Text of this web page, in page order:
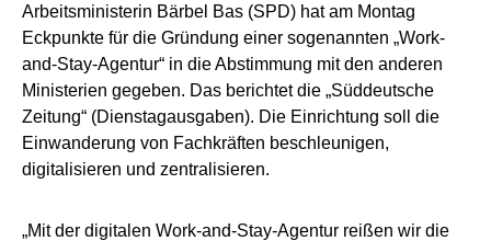
Arbeitsministerin Bärbel Bas (SPD) hat am Montag
Eckpunkte für die Gründung einer sogenannten „Work-
and-Stay-Agentur“ in die Abstimmung mit den anderen
Ministerien gegeben. Das berichtet die „Süddeutsche
Zeitung“ (Dienstagausgaben). Die Einrichtung soll die
Einwanderung von Fachkräften beschleunigen,
digitalisieren und zentralisieren.
„Mit der digitalen Work-and-Stay-Agentur reißen wir die